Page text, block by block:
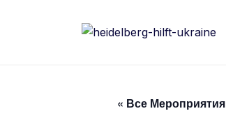
« Все Мероприятия